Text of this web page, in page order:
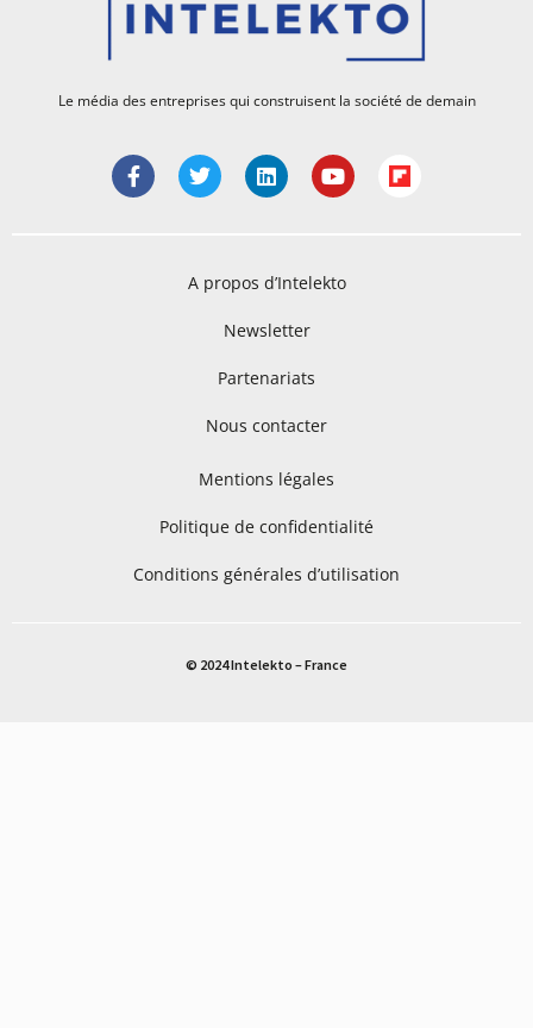
Le média des entreprises qui construisent la société de demain
A propos d’Intelekto
Newsletter
Partenariats
Nous contacter
Mentions légales
Politique de confidentialité
Conditions générales d’utilisation
© 2024 Intelekto – France